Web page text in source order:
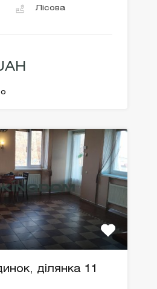
Лісова
ділянка 11